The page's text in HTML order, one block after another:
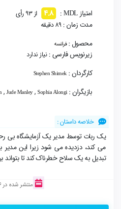
امتیاز MDL : 4.8 از 93 رأی
مدت زمان :89 دقیقه
محصول :فرانسه
زیرنویس فارسی :نیاز ندارد
کارگردان :Stephen Shimek
بازیگران : , Jude Manley, Sophia Alongi
خلاصه داستان :
یک ربات توسط مدیر یک آزمایشگاه بی
می کند، دزدیده می شود زیرا این مدیر
تبدیل به یک سلاح خطرناک کند تا
منتشر شده در 6 می 2020